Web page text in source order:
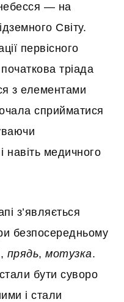
— на
Світу.
первісного
початкова тріада
з елементами
сприйматися
навіть медичного
з’являється
безпосередньому
, прядь, мотузка.
бути суворо
і стали